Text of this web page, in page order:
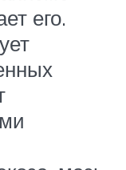
его.